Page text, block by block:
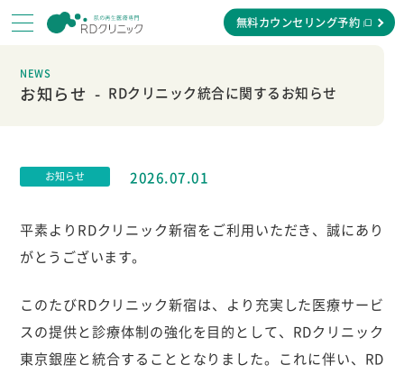
無料カウンセリング予約
NEWS
お知らせ RDクリニック統合に関するお知らせ
お知らせ 2026.07.01
平素よりRDクリニック新宿をご利用いただき、誠にあり
がとうございます。
このたびRDクリニック新宿は、より充実した医療サービ
スの提供と診療体制の強化を目的として、RDクリニック
東京銀座と統合することとなりました。これに伴い、RD